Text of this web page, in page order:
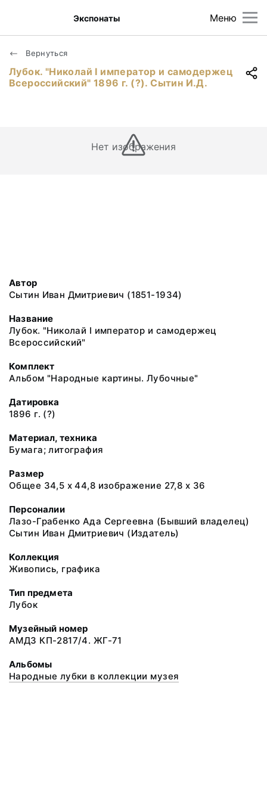
Меню
Экспонаты
Вернуться
Лубок. "Николай I император и самодержец
Всероссийский" 1896 г. (?). Сытин И.Д.
Нет изображения
Автор
Сытин Иван Дмитриевич (1851-1934)
Название
Лубок. "Николай I император и самодержец
Всероссийский"
Комплект
Альбом "Народные картины. Лубочные"
Датировка
1896 г. (?)
Материал, техника
Бумага; литография
Размер
Общее 34,5 х 44,8 изображение 27,8 х 36
Персоналии
Лазо-Грабенко Ада Сергеевна (Бывший владелец)
Сытин Иван Дмитриевич (Издатель)
Коллекция
Живопись, графика
Тип предмета
Лубок
Музейный номер
АМДЗ КП-2817/4. ЖГ-71
Альбомы
Народные лубки в коллекции музея